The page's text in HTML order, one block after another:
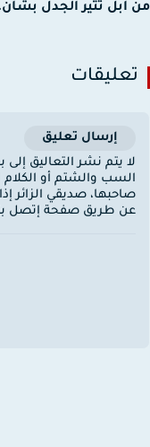
آبل تُثير الجدل بشأن...
إرسال تعليق
يتم نشر التعاليق إلى
والشتم أو الكلام
صديقي الزائر إذا
طريق صفحة إتصل بنا